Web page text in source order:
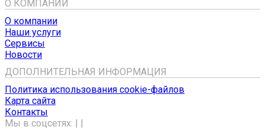
О КОМПАНИИ
О компании
Наши услуги
Сервисы
Новости
ДОПОЛНИТЕЛЬНАЯ ИНФОРМАЦИЯ
Политика использования cookie-файлов
Карта сайта
Контакты
Мы в соцсетях: